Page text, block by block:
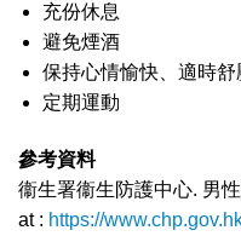
充份休息
避免煙酒
保持心情愉快、適時舒
定期運動
參考資料
衞生署衞生防護中心. 男
at : https://